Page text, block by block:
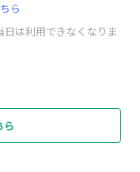
ら
は利用できなくなりま
ら